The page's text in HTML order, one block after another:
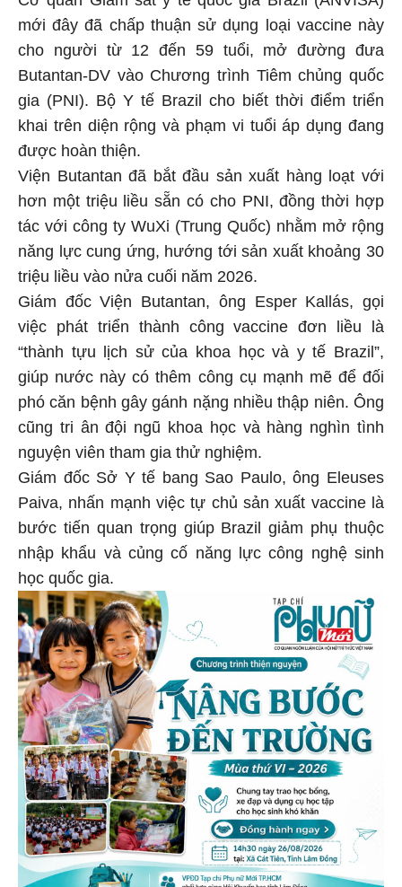
mới đây đã chấp thuận sử dụng loại vaccine này
cho người từ 12 đến 59 tuổi, mở đường đưa
Butantan-DV vào Chương trình Tiêm chủng quốc
gia (PNI). Bộ Y tế Brazil cho biết thời điểm triển
khai trên diện rộng và phạm vi tuổi áp dụng đang
được hoàn thiện.
Viện Butantan đã bắt đầu sản xuất hàng loạt với
hơn một triệu liều sẵn có cho PNI, đồng thời hợp
tác với công ty WuXi (Trung Quốc) nhằm mở rộng
năng lực cung ứng, hướng tới sản xuất khoảng 30
triệu liều vào nửa cuối năm 2026.
Giám đốc Viện Butantan, ông Esper Kallás, gọi
việc phát triển thành công vaccine đơn liều là
“thành tựu lịch sử của khoa học và y tế Brazil”,
giúp nước này có thêm công cụ mạnh mẽ để đối
phó căn bệnh gây gánh nặng nhiều thập niên. Ông
cũng tri ân đội ngũ khoa học và hàng nghìn tình
nguyện viên tham gia thử nghiệm.
Giám đốc Sở Y tế bang Sao Paulo, ông Eleuses
Paiva, nhấn mạnh việc tự chủ sản xuất vaccine là
bước tiến quan trọng giúp Brazil giảm phụ thuộc
nhập khẩu và củng cố năng lực công nghệ sinh
học quốc gia.